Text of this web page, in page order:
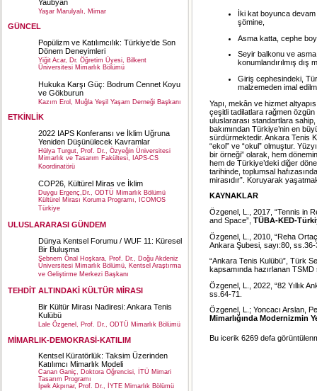
Yaubyan
Yaşar Marulyalı, Mimar
GÜNCEL
Popülizm ve Katılımcılık: Türkiye’de Son
Dönem Deneyimleri
Yiğit Acar, Dr. Öğretim Üyesi, Bilkent
Üniversitesi Mimarlık Bölümü
Hukuka Karşı Güç: Bodrum Cennet Koyu
ve Gökburun
Kazım Erol, Muğla Yeşil Yaşam Derneği Başkanı
ETKİNLİK
2022 IAPS Konferansı ve İklim Uğruna
Yeniden Düşünülecek Kavramlar
Hülya Turgut, Prof. Dr., Özyeğin Üniversitesi
Mimarlık ve Tasarım Fakültesi, IAPS-CS
Koordinatörü
COP26, Kültürel Miras ve İklim
Duygu Ergenç,Dr., ODTÜ Mimarlık Bölümü
Kültürel Mirası Koruma Programı, ICOMOS
Türkiye
ULUSLARARASI GÜNDEM
Dünya Kentsel Forumu / WUF 11: Küresel
Bir Buluşma
Şebnem Önal Hoşkara, Prof. Dr., Doğu Akdeniz
Üniversitesi Mimarlık Bölümü, Kentsel Araştırma
ve Geliştirme Merkezi Başkanı
TEHDİT ALTINDAKİ KÜLTÜR MİRASI
Bir Kültür Mirası Nadiresi: Ankara Tenis
Kulübü
Lale Özgenel, Prof. Dr., ODTÜ Mimarlık Bölümü
MİMARLIK-DEMOKRASİ-KATILIM
Kentsel Küratörlük: Taksim Üzerinden
Katılımcı Mimarlık Modeli
Canan Ganiç, Doktora Öğrencisi, İTÜ Mimari
Tasarım Programı
İpek Akpınar, Prof. Dr., İYTE Mimarlık Bölümü
İki kat boyunca
şömine,
Asma katta, cephe
Seyir balkonu ve asma
konumlandırılmış dış
Giriş cephesindeki,
malzemeden imal
Yapı, mekân ve hizmet
çeşitli tadilatlara rağmen
uluslararası standartlara
bakımından Türkiye’nin en
sürdürmektedir. Ankara Tenis
“ekol” ve “okul” olmuştur.
bir örneği” olarak, hem
hem de Türkiye’deki diğer
tarihinde, toplumsal
mirasıdır”. Koruyarak
KAYNAKLAR
Özgenel, L., 2017, “Tennis in
and Space”, TÜBA-KED-
Özgenel, L., 2010, “Reha
Ankara Şubesi, sayı:80, ss.36-
“Ankara Tenis Kulübü”, Türk
kapsamında hazırlanan
Özgenel, L., 2022, “82 Yıllık
ss.64-71.
Özgenel, L.; Yoncacı Arslan,
Mimarlığında Modernizmin
Bu icerik 6269 defa